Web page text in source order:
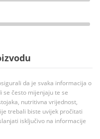
da je svaka informacija o
često mijenjaju te se
nutritivna vrijednost,
trebali biste uvijek pročitati
isključivo na informacije